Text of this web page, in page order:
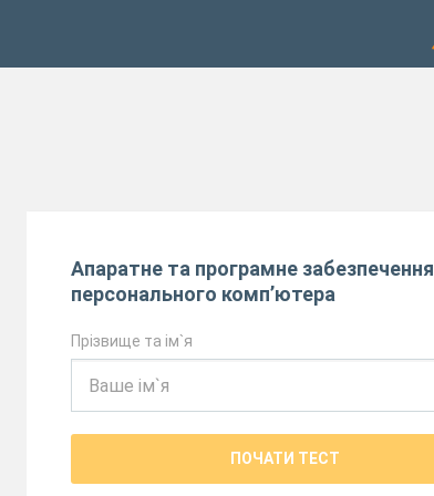
Апаратне та програмне забезпечення
персонального комп’ютера
Прізвище та ім`я
ПОЧАТИ ТЕСТ